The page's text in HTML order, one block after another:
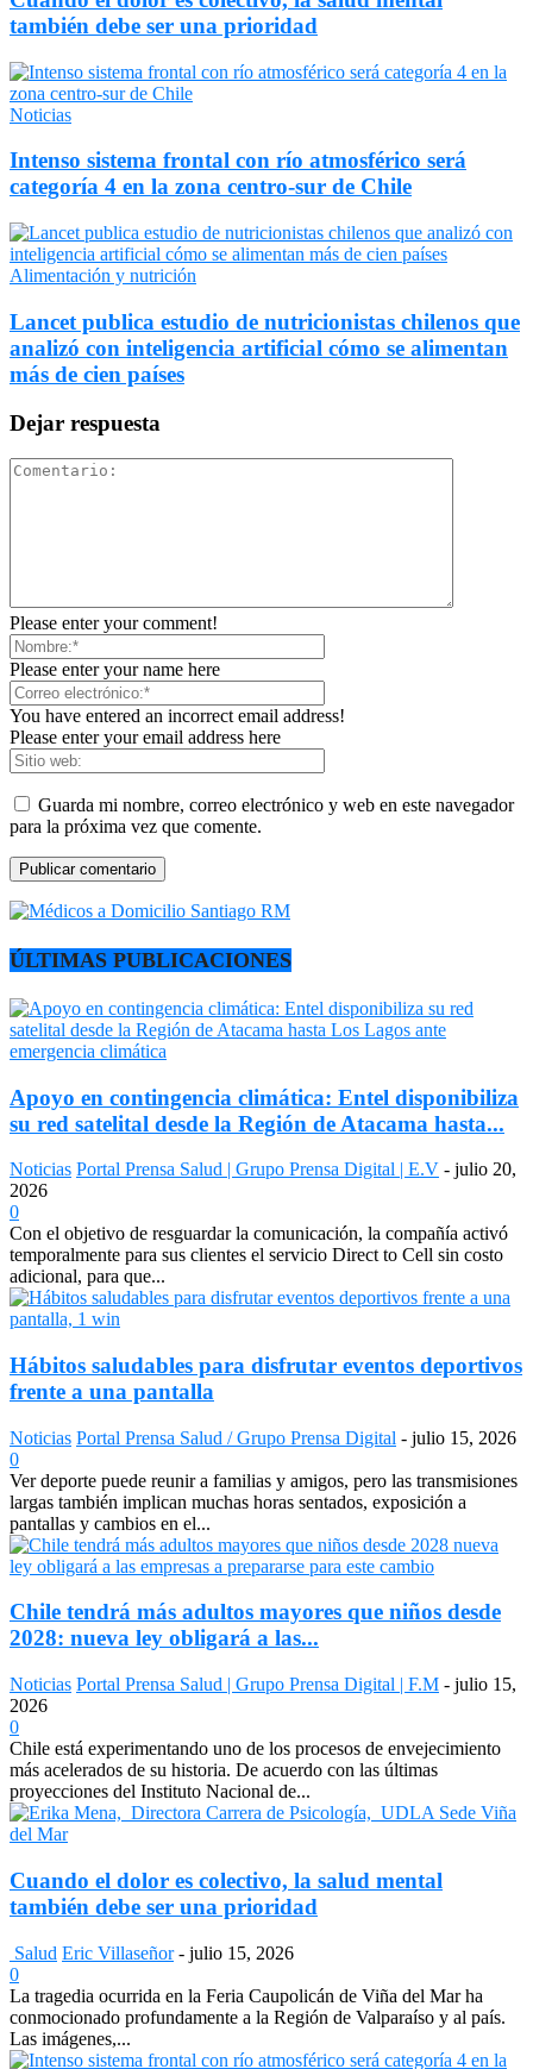
también debe ser una prioridad
Noticias
Intenso sistema frontal con río atmosférico será
categoría 4 en la zona centro-sur de Chile
Alimentación y nutrición
Lancet publica estudio de nutricionistas chilenos que
analizó con inteligencia artificial cómo se alimentan
más de cien países
Dejar respuesta
Please enter your comment!
Please enter your name here
You have entered an incorrect email address!
Please enter your email address here
Guarda mi nombre, correo electrónico y web en este navegador
para la próxima vez que comente.
ÚLTIMAS PUBLICACIONES
Apoyo en contingencia climática: Entel disponibiliza
su red satelital desde la Región de Atacama hasta...
Noticias Portal Prensa Salud | Grupo Prensa Digital | E.V - julio 20,
2026
0
Con el objetivo de resguardar la comunicación, la compañía activó
temporalmente para sus clientes el servicio Direct to Cell sin costo
adicional, para que...
Hábitos saludables para disfrutar eventos deportivos
frente a una pantalla
Noticias Portal Prensa Salud / Grupo Prensa Digital - julio 15, 2026
0
Ver deporte puede reunir a familias y amigos, pero las transmisiones
largas también implican muchas horas sentados, exposición a
pantallas y cambios en el...
Chile tendrá más adultos mayores que niños desde
2028: nueva ley obligará a las...
Noticias Portal Prensa Salud | Grupo Prensa Digital | F.M - julio 15,
2026
0
Chile está experimentando uno de los procesos de envejecimiento
más acelerados de su historia. De acuerdo con las últimas
proyecciones del Instituto Nacional de...
Cuando el dolor es colectivo, la salud mental
también debe ser una prioridad
Salud Eric Villaseñor - julio 15, 2026
0
La tragedia ocurrida en la Feria Caupolicán de Viña del Mar ha
conmocionado profundamente a la Región de Valparaíso y al país.
Las imágenes,...